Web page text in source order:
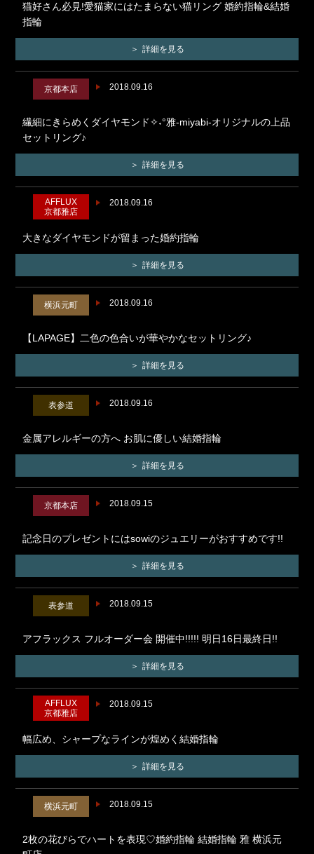
猫好さん必見!愛猫家にはたまらない猫リング 婚約指輪&結婚
指輪
詳細を見る
2018.09.16
京都本店
繊細にきらめくダイヤモンド✧˖°雅-miyabi-オリジナルの上品
セットリング♪
詳細を見る
2018.09.16
AFFLUX
京都雅店
大きなダイヤモンドが留まった婚約指輪
詳細を見る
2018.09.16
横浜元町
【LAPAGE】二色の色合いが華やかなセットリング♪
詳細を見る
2018.09.16
表参道
金属アレルギーの方へ お肌に優しい結婚指輪
詳細を見る
2018.09.15
京都本店
記念日のプレゼントにはsowiのジュエリーがおすすめです!!
詳細を見る
2018.09.15
表参道
アフラックス フルオーダー会 開催中!!!!! 明日16日最終日!!
詳細を見る
2018.09.15
AFFLUX
京都雅店
幅広め、シャープなラインが煌めく結婚指輪
詳細を見る
2018.09.15
横浜元町
2枚の花びらでハートを表現♡婚約指輪 結婚指輪 雅 横浜元